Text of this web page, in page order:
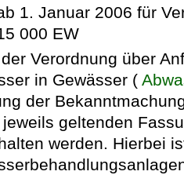
1. Januar 2006 für
000 EW
Verordnung über
in Gewässer (
der
geltenden
werden. Hierbei